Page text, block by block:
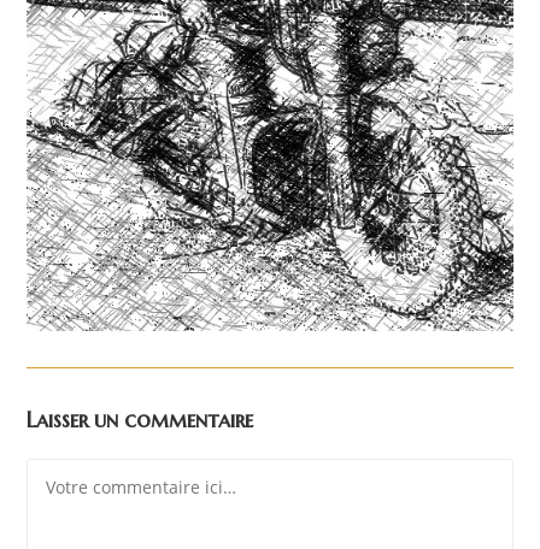
Laisser un commentaire